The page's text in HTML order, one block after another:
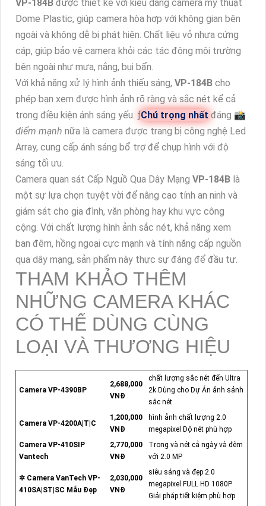
VP-184B được thiết kế với kiểu dáng camera mỹ thuật
Dome Plastic, giúp camera hòa hợp với không gian bên
ngoài và không dễ bị phát hiện. Chất liệu vỏ nhựa cứng
cáp, giúp bảo vệ camera khỏi các tác động môi trường
bên ngoài như mưa, nắng, bụi bẩn.
Với khả năng xử lý hình ảnh thiếu sáng, VP-184B cho
phép bạn xem được hình ảnh rõ ràng và sắc nét kể cả
trong điều kiện ánh sáng yếu. ƒChú trọng nhất đáng 📸
điểm mạnh nữa là camera được trang bị công nghệ Led
Array, cung cấp ánh sáng bổ trợ để chụp hình với độ
sáng tối ưu.
Camera quan sát Cấp Nguồ Qua Dây Mạng VP-184B là
một sự lựa chọn tuyệt vời để nâng cao tính an ninh và
giám sát cho gia đình, văn phòng hay khu vực công
cộng. Với chất lượng hình ảnh sắc nét, khả năng xem
ban đêm, hồng ngoại cực mạnh và tính năng cấp nguồn
qua dây mạng, sản phẩm này thực sự đáng để đầu tư.
THAM KHẢO THÊM
NHỮNG CAMERA KHÁC
CÓ THỂ DÙNG CÙNG
LOẠI VÀ THƯƠNG HIỆU
Camera VP-4390BP
2,688,000
VNĐ
chất lượng sắc nét đến Ultra
2k Dùng cho Dự Án ảnh sảnh
sắc nét
Camera VP-4200A|T|C
1,200,000
VNĐ
hình ảnh chất lượng 2.0
megapixel Độ nét phù hợp
Camera VP-410SIP
Vantech
2,770,000
VNĐ
Trong và nét cả ngày và đêm
với 2.0 MP
✲ Camera VanTech VP-
410SA|ST|SC Mẫu Đẹp
2,030,000
VNĐ
siêu sáng và đẹp 2.0
megapixel FULL HD 1080P
Giải pháp tiết kiệm phù hợp